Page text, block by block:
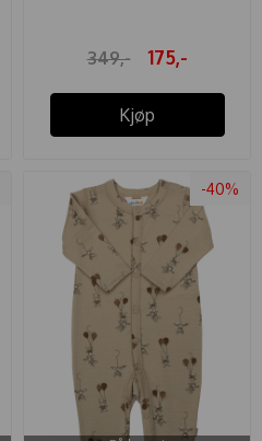
349,- 175,-
Kjøp
-40%